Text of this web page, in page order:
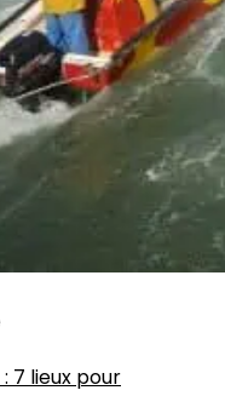
: 7 lieux pour